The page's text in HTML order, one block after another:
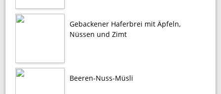
Gebackener Haferbrei mit Äpfeln,
Nüssen und Zimt
Beeren-Nuss-Müsli